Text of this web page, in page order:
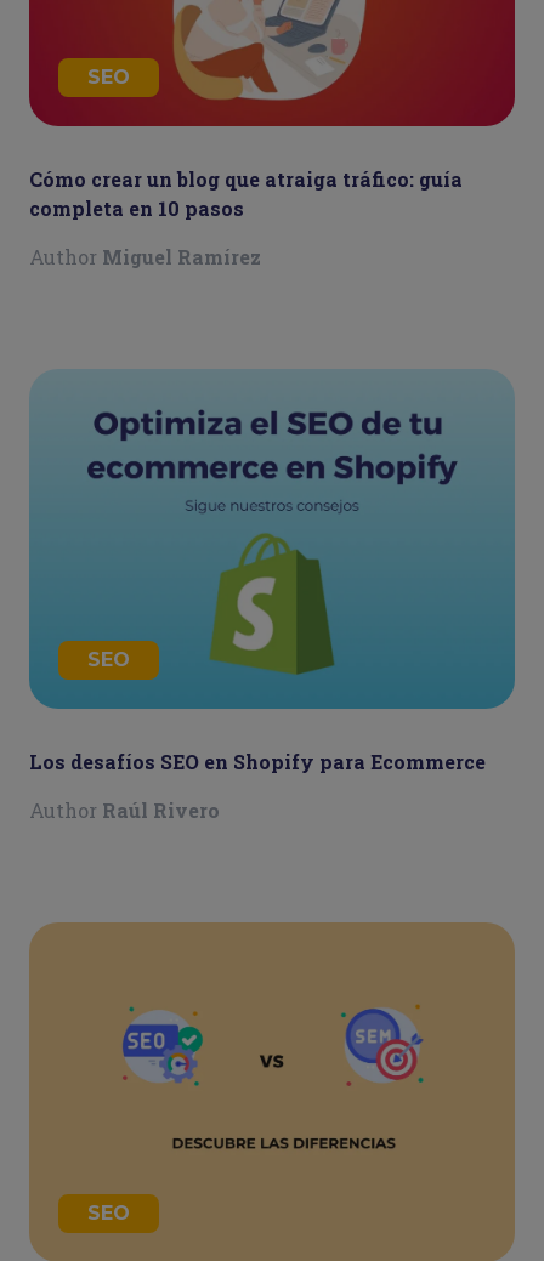
SEO
Cómo crear un blog que atraiga tráfico: guía
completa en 10 pasos
Author Miguel Ramírez
SEO
Los desafíos SEO en Shopify para Ecommerce
Author Raúl Rivero
SEO